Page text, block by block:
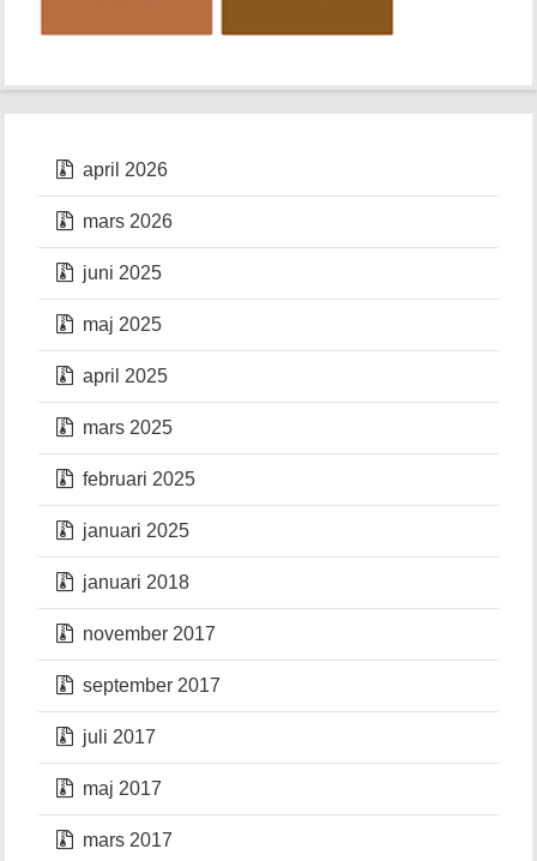
april 2026
mars 2026
juni 2025
maj 2025
april 2025
mars 2025
februari 2025
januari 2025
januari 2018
november 2017
september 2017
juli 2017
maj 2017
mars 2017